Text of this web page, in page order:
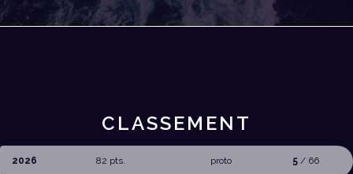
CLASSEMENT
2026 82 pts. proto 5/ 66